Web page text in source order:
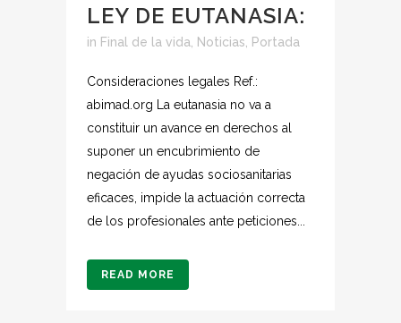
LEY DE EUTANASIA:
in Final de la vida Noticias Portada
Consideraciones legales Ref.:
abimad.org La eutanasia no va a
constituir un avance en derechos al
suponer un encubrimiento de
negación de ayudas sociosanitarias
eficaces, impide la actuación correcta
de los profesionales ante peticiones...
READ MORE